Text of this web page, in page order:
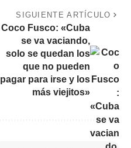
SIGUIENTE ARTÍCULO
Coco Fusco: «Cuba
se va vaciando,
solo se quedan los
que no pueden
pagar para irse y los
más viejitos»